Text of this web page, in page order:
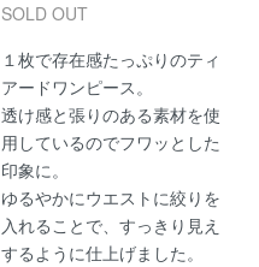
SOLD OUT
１枚で存在感たっぷりのティ
アードワンピース。
透け感と張りのある素材を使
用しているのでフワッとした
印象に。
ゆるやかにウエストに絞りを
入れることで、すっきり見え
するように仕上げました。